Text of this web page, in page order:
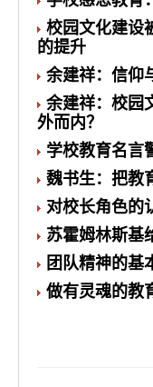
校园文化建设
的提升
余建祥：信仰
余建祥：校园
外而内？
学校教育名言
魏书生：把教
对校长角色的
苏霍姆林斯基
团队精神的基
做有灵魂的教